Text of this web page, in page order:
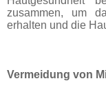
zusammen, um
erhalten und die
Vermeidung von